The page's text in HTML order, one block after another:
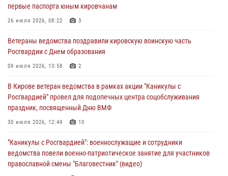
В Кирове офицер Росгвардии стал победителем открытого
шахматного турнира
Директор Росгвардии Герой России генерал армии Виктор Золотов
поздравил специалистов подразделений тыла с профессиональным
01 августа 2026, 07:05
В Кирове росгвардейцы задержали в кафе и сауне подозреваемых
в хулиганстве
первые паспорта юным кировчанам
26 июля 2026, 08:22 3
Ветераны ведомства поздравили кировскую воинскую часть
Росгвардии с Днем образования
09 июля 2026, 13:58 2
В Кирове ветеран ведомства в рамках акции "Каникулы с
Росгвардией" провел для подопечных центра соцобслуживания
праздник, посвященный Дню ВМФ
30 июля 2026, 12:49 10
"Каникулы с Росгвардией": военнослужащие и сотрудники
ведомства повели военно-патриотическое занятие для участников
православной смены "Благовестник" (видео)